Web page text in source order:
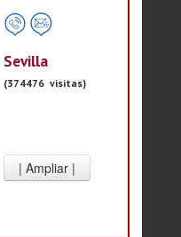
Sevilla
(374476 visitas)